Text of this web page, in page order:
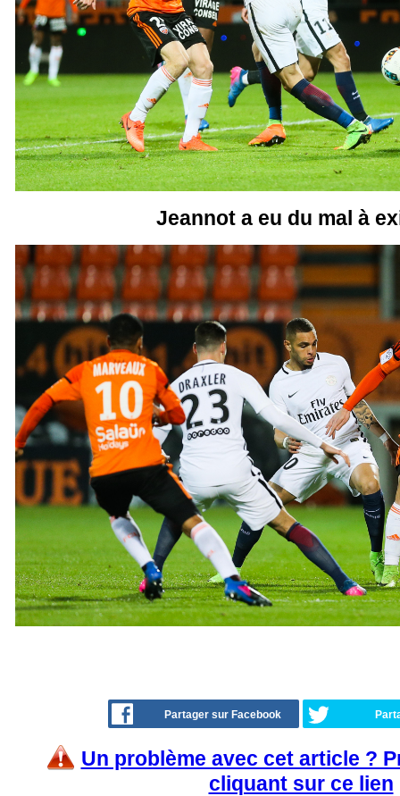
Jeannot a eu du mal à
Partager sur Facebook
Un problème avec cet article ?
cliquant sur ce lien